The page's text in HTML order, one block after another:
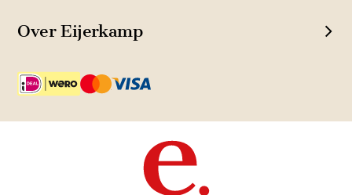
Over Eijerkamp